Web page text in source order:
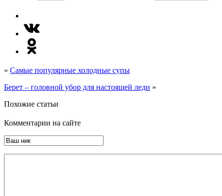
« Самые популярные холодные супы
Берет – головной убор для настоящей леди »
Похожие статьи
Комментарии на сайте